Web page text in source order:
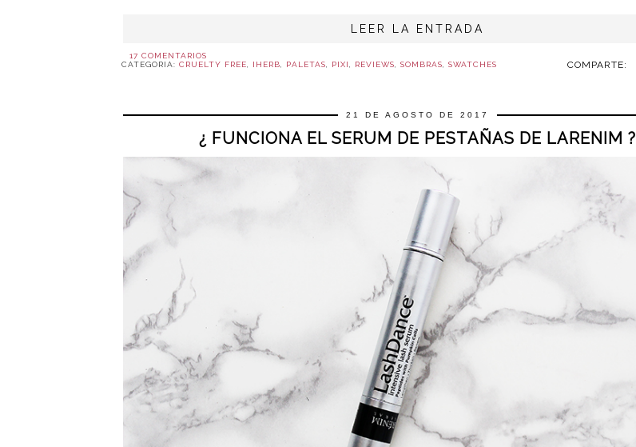
LEER LA ENTRADA
COMPARTE:
17 COMENTARIOS
CATEGORIA: CRUELTY FREE, IHERB, PALETAS, PIXI , REVIEWS, SOMBRAS, SWATCHES
21 DE AGOSTO DE 2017
¿ FUNCIONA EL SERUM DE PESTAÑAS DE LARENIM ?